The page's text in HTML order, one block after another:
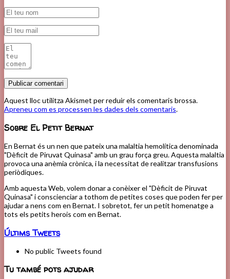
Aquest lloc utilitza Akismet per reduir els comentaris brossa.
Apreneu com es processen les dades dels comentaris.
Sobre El Petit Bernat
En Bernat és un nen que pateix una malaltia hemolítica denominada
"Dèficit de Piruvat Quinasa" amb un grau força greu. Aquesta malaltia
provoca una anèmia crònica, i la necessitat de realitzar transfusions
periòdiques.
Amb aquesta Web, volem donar a conèixer el "Dèficit de Piruvat
Quinasa" i conscienciar a tothom de petites coses que poden fer per
ajudar a nens com en Bernat. I sobretot, fer un petit homenatge a
tots els petits herois com en Bernat.
Últims Tweets
No public Tweets found
Tu també pots ajudar